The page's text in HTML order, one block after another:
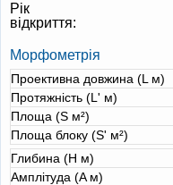
Рік
відкриття:
Морфометрія
Проективна довжина (L м)
Протяжність (L' м)
Площа (S м²)
Площа блоку (S' м²)
Глибина (H м)
Амплітуда (A м)